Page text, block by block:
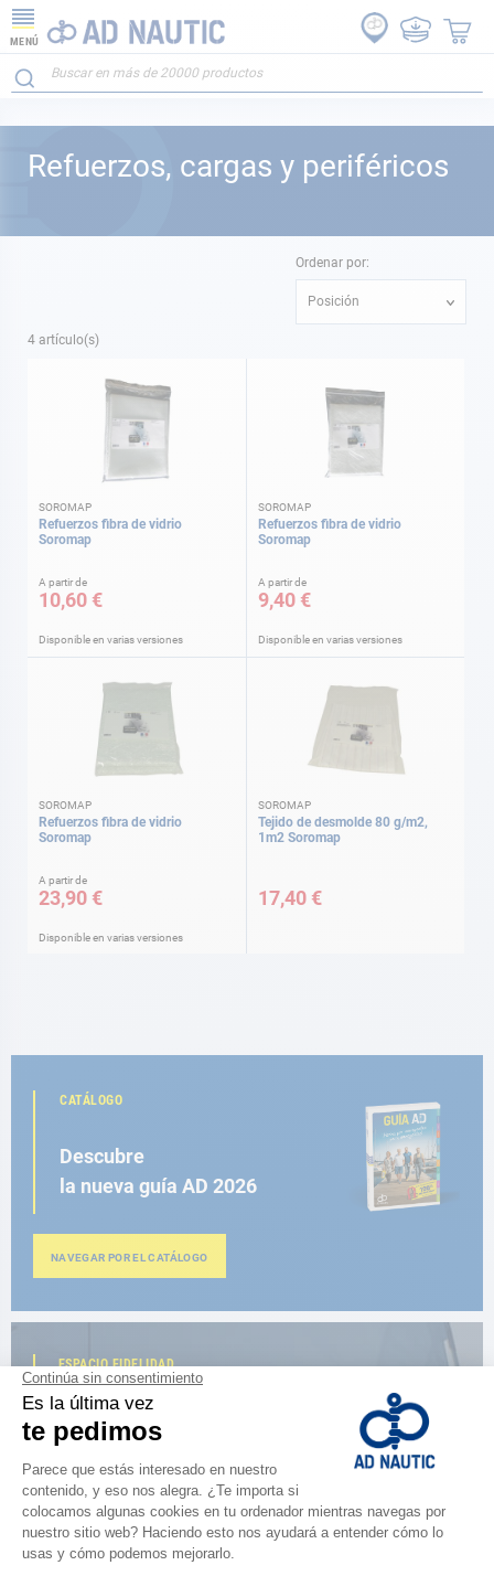
MENÚ
Refuerzos, cargas y periféricos
4 artículo(s)
Ordenar por:
Posición
SOROMAP
Refuerzos fibra de vidrio
Soromap
A partir de
10,60 €
Disponible en varias versiones
SOROMAP
Refuerzos fibra de vidrio
Soromap
A partir de
9,40 €
Disponible en varias versiones
SOROMAP
Refuerzos fibra de vidrio
Soromap
A partir de
23,90 €
Disponible en varias versiones
SOROMAP
Tejido de desmolde 80 g/m2,
1m2 Soromap
17,40 €
CATÁLOGO
Descubre
la nueva guía AD 2026
NAVEGAR POR EL CATÁLOGO
ESPACIO FIDELIDAD
¿Eres apasionado?
Benefíciate de ventajas exclusivas
AD FIDELITY